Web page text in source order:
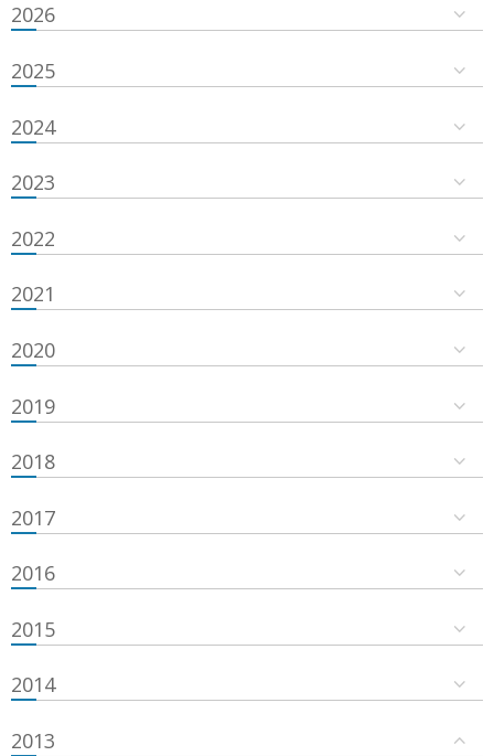
2026
2025
2024
2023
2022
2021
2020
2019
2018
2017
2016
2015
2014
2013